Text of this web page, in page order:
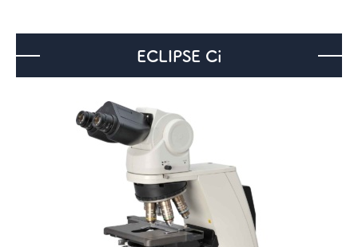
介護・福祉事業
補聴器のマツオ
ECLIPSE Ci